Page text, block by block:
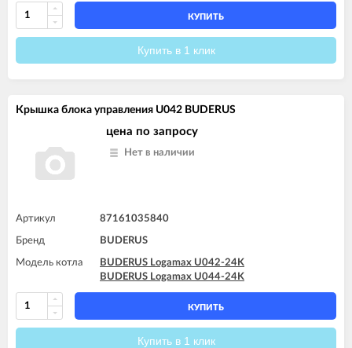
КУПИТЬ
Купить в 1 клик
Крышка блока управления U042 BUDERUS
цена по запросу
Нет в наличии
Артикул 87161035840
Бренд BUDERUS
Модель котла
BUDERUS Logamax U042-24K
BUDERUS Logamax U044-24K
КУПИТЬ
Купить в 1 клик